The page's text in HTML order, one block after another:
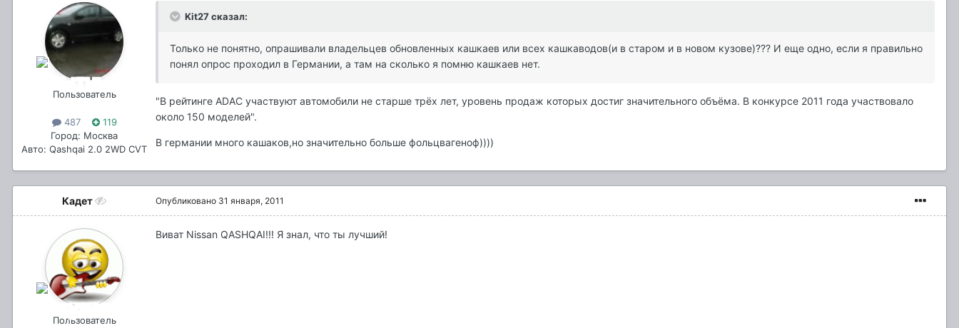
Пользователь
487
119
Город: Москва
Авто: Qashqai 2.0 2WD CVT
Kit27 сказал:
Только не понятно, опрашивали владельцев обновленных кашкаев или всех кашкаводов(и в старом и в новом кузове)??? И еще одно, если я правильно
понял опрос проходил в Германии, а там на сколько я помню кашкаев нет.
"В рейтинге ADAC участвуют автомобили не старше трёх лет, уровень продаж которых достиг значительного объёма. В конкурсе 2011 года участвовало
около 150 моделей".
В германии много кашаков,но значительно больше фольцвагеноф))))
Кадет
Пользователь
Опубликовано 31 января, 2011
Виват Nissan QASHQAI!!! Я знал, что ты лучший!